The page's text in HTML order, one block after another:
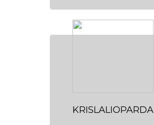
KRISLALIOPARDA